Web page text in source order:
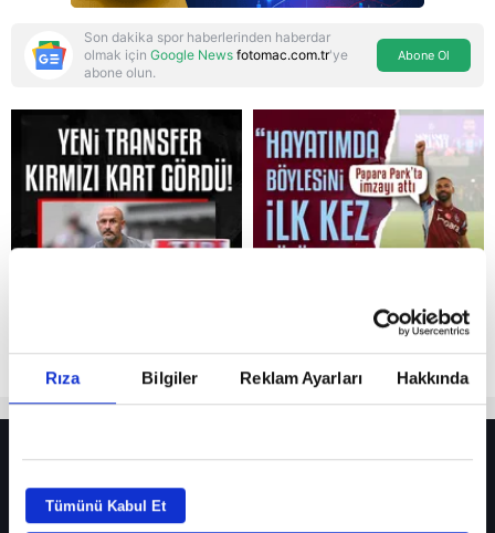
Rıza Bilgiler Reklam Ayarları Hakkında
Tümünü Kabul Et
Reddet
Son dakika spor haberlerinden haberdar
olmak için Google News fotomac.com.tr'ye
abone olun.
Abone Ol
Fenerbahçe’de sürpriz ayrılık ihtimali! Devre arasında gelmişti